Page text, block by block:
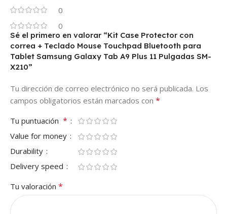
0
0
Sé el primero en valorar “Kit Case Protector con
correa + Teclado Mouse Touchpad Bluetooth para
Tablet Samsung Galaxy Tab A9 Plus 11 Pulgadas SM-
X210”
Tu dirección de correo electrónico no será publicada. Los
campos obligatorios están marcados con *
Tu puntuación *
Value for money
Durability
Delivery speed
Tu valoración *